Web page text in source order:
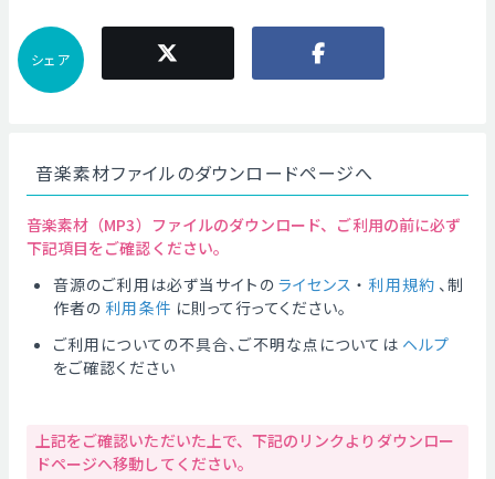
シェア
音楽素材ファイルのダウンロードページへ
音楽素材（MP3）ファイルのダウンロード、ご利用の前に必ず
下記項目をご確認ください。
音源のご利用は必ず当サイトの ライセンス ・ 利用規約 、制
作者の 利用条件 に則って行ってください。
ご利用についての不具合、ご不明な点については ヘルプ
をご確認ください
上記をご確認いただいた上で、下記のリンクよりダウンロー
ドページへ移動してください。